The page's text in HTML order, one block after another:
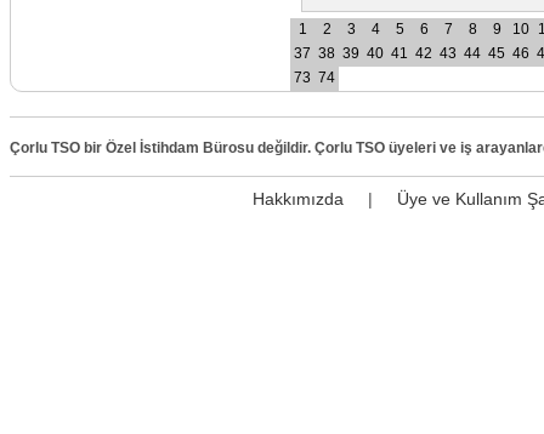
1 2 3 4 5 6 7 8 9 10
37 38 39 40 41 42 43 44 45 46
73 74
Çorlu TSO bir Özel İstihdam Bürosu değildir. Çorlu TSO üyeleri ve iş
Hakkımızda | Üye ve Kullanım